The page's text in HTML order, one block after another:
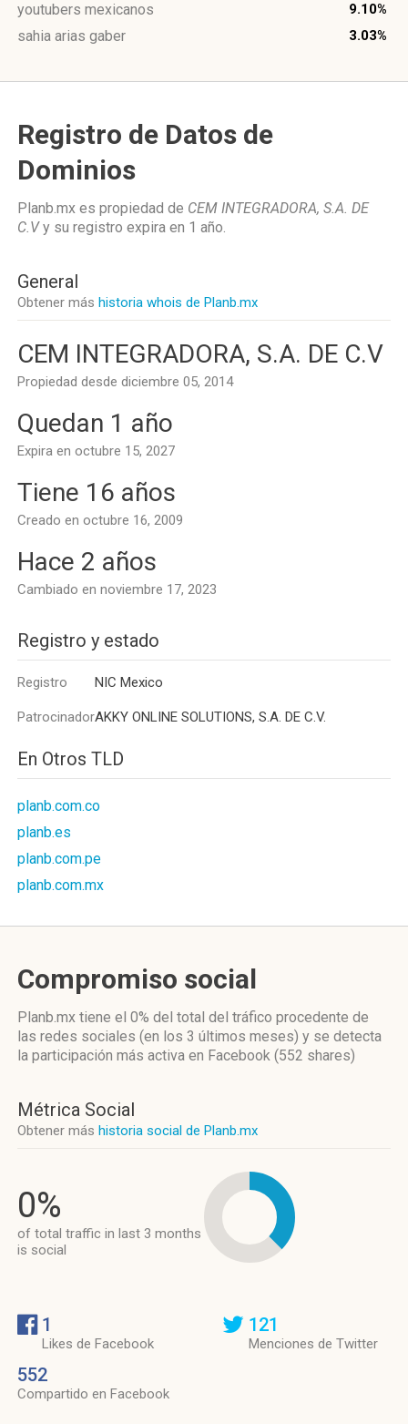
youtubers mexicanos 9.10%
sahia arias gaber 3.03%
Registro de Datos de
Dominios
Planb.mx es propiedad de CEM INTEGRADORA, S.A. DE
C.Vy su registro expira en 1 año.
General
Obtener más historia whois de Planb.mx
CEM INTEGRADORA, S.A. DE C.V
Propiedad desde diciembre 05, 2014
Quedan 1 año
Expira en octubre 15, 2027
Tiene 16 años
Creado en octubre 16, 2009
Hace 2 años
Cambiado en noviembre 17, 2023
Registro y estado
Registro NIC Mexico
PatrocinadorAKKY ONLINE SOLUTIONS, S.A. DE C.V.
En Otros TLD
planb.com.co
planb.es
planb.com.pe
planb.com.mx
Compromiso social
Planb.mx tiene el 0% del total del tráfico procedente de
las redes sociales (en los 3 últimos meses) y se detecta
la participación más activa en Facebook (552 shares)
Métrica Social
Obtener más historia social de Planb.mx
0%
of total traffic in last 3 months
is social
1
Likes de Facebook
552
Compartido en Facebook
121
Menciones de Twitter